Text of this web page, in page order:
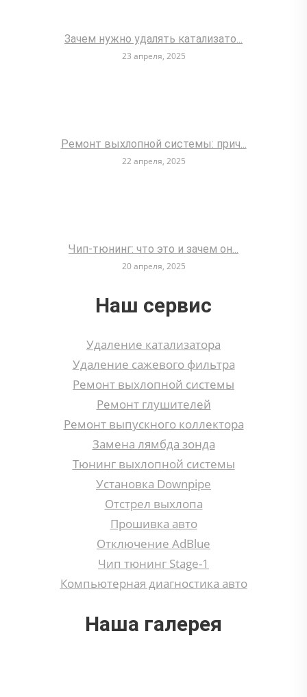
Зачем нужно удалять катализато...
23 апреля, 2025
Ремонт выхлопной системы: прич...
22 апреля, 2025
Чип-тюнинг: что это и зачем он...
20 апреля, 2025
Наш сервис
Удаление катализатора
Удаление сажевого фильтра
Ремонт выхлопной системы
Ремонт глушителей
Ремонт выпускного коллектора
Замена лямбда зонда
Тюнинг выхлопной системы
Установка Downpipe
Отстрел выхлопа
Прошивка авто
Отключение AdBlue
Чип тюнинг Stage-1
Компьютерная диагностика авто
Наша галерея